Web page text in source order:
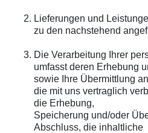
Lieferungen und
zu den nachstehend
Die Verarbeitung Ihrer
umfasst deren Erhebung
sowie Ihre Übermittlung an
die mit uns vertraglich
die Erhebung,
Speicherung und/oder
Abschluss, die inhaltliche